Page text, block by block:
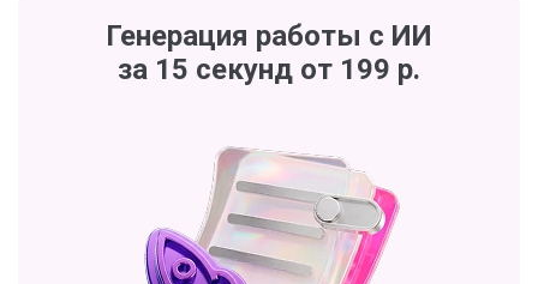
Генерация работы с ИИ
за 15 секунд от 199 р.